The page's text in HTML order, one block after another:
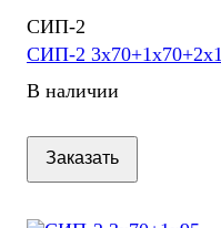
СИП-2
СИП-2
В наличии
Заказать